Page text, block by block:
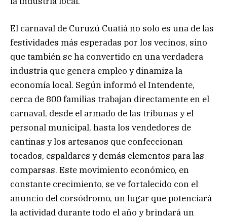
El carnaval de Curuzú Cuatiá no solo es una de las
festividades más esperadas por los vecinos, sino
que también se ha convertido en una verdadera
industria que genera empleo y dinamiza la
economía local. Según informó el Intendente,
cerca de 800 familias trabajan directamente en el
carnaval, desde el armado de las tribunas y el
personal municipal, hasta los vendedores de
cantinas y los artesanos que confeccionan
tocados, espaldares y demás elementos para las
comparsas. Este movimiento económico, en
constante crecimiento, se ve fortalecido con el
anuncio del corsódromo, un lugar que potenciará
la actividad durante todo el año y brindará un